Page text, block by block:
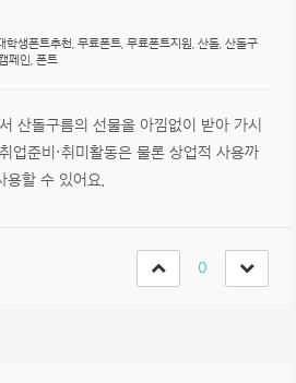
학생폰트추천 무료폰트 무료폰트지원 산돌 산돌구
페인 폰트
산돌구름의 선물을 아낌없이 받아 가시
업준비·취미활동은 물론 상업적 사용까
할 수 있어요.
0